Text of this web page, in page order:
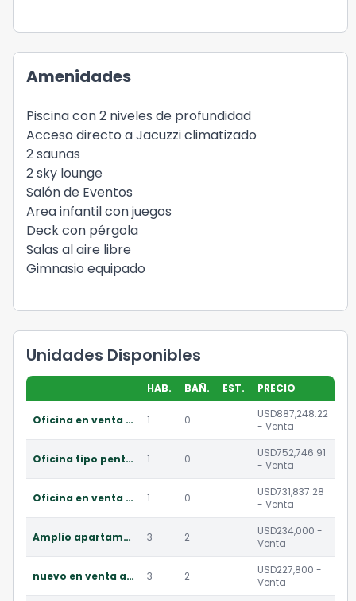
Amenidades
Piscina con 2 niveles de profundidad
Acceso directo a Jacuzzi climatizado
2 saunas
2 sky lounge
Salón de Eventos
Area infantil con juegos
Deck con pérgola
Salas al aire libre
Gimnasio equipado
Unidades Disponibles
HAB. BAÑ. EST. PRECIO
Oficina en venta en la zona 10 de la 20 calle guatemala 1 0
USD887,248.22
- Venta
Oficina tipo pent house en venta en la zona 10 1 0
USD752,746.91
- Venta
Oficina en venta en construcción en la zona 10 1 0
USD731,837.28
- Venta
Amplio apartamento en venta zona 10 guatemala 3 2
USD234,000 -
Venta
nuevo en venta apartamentos en zona 10 guatemala 3 2
USD227,800 -
Venta